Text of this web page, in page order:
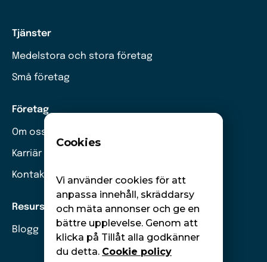
Tjänster
Medelstora och stora företag
Små företag
Företag
Om oss
Karriär
Kontakt
Resurser
Blogg
Cookies
Vi använder cookies för att
anpassa innehåll, skräddarsy
och mäta annonser och ge en
bättre upplevelse. Genom att
klicka på Tillåt alla godkänner
du detta. Cookie policy